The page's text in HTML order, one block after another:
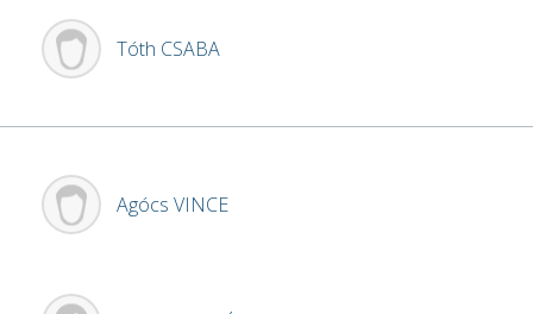
Tóth CSABA
Agócs VINCE